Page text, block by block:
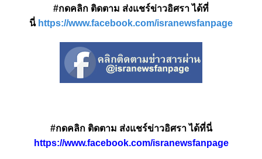
#กดคลิก ติดตาม ส่งแชร์ข่าวอิศรา ได้ที่
นี่ https://www.facebook.com/isranewsfanpage
#กดคลิก ติดตาม ส่งแชร์ข่าวอิศรา ได้ที่นี่
https://www.facebook.com/isranewsfanpage